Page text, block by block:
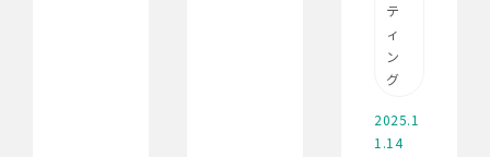
テ
ィ
ン
グ
2025.1
1.14